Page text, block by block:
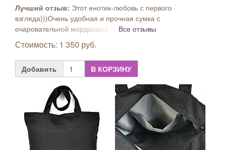
Лучший отзыв: Этот енотик-любовь с первого
взгляда)))Очень удобная и прочная сумка с
очаровательной мордашкой.... Все отзывы
Стоимость: 1 350 руб.
Добавить В КОРЗИНУ